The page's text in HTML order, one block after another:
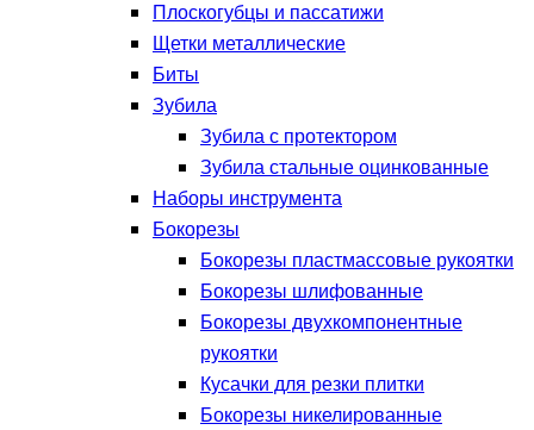
Плоскогубцы и пассатижи
Щетки металлические
Биты
Зубила
Зубила с протектором
Зубила стальные оцинкованные
Наборы инструмента
Бокорезы
Бокорезы пластмассовые рукоятки
Бокорезы шлифованные
Бокорезы двухкомпонентные
рукоятки
Кусачки для резки плитки
Бокорезы никелированные